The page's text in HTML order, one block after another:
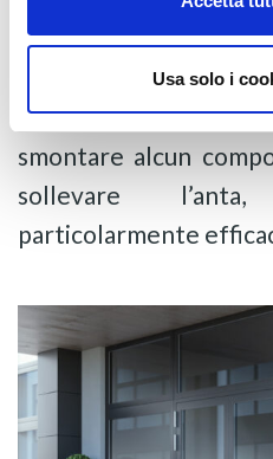
Usa solo i
micrometrica nelle
regolazione
innovativa perché si
smontare alcun
sollevare
particolarmente